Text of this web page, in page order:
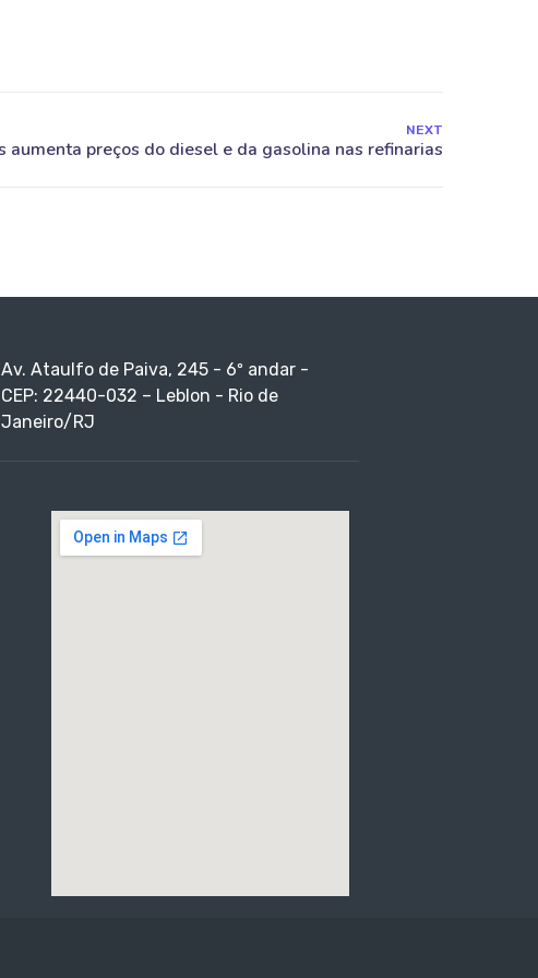
NEXT
Av. Ataulfo de Paiva, 245 - 6º andar -
CEP: 22440-032 – Leblon - Rio de
Janeiro/RJ